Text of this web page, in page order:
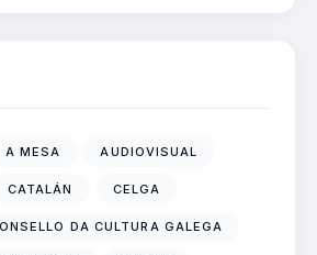
A MESA AUDIOVISUAL
CATALÁN CELGA
DA CULTURA GALEGA